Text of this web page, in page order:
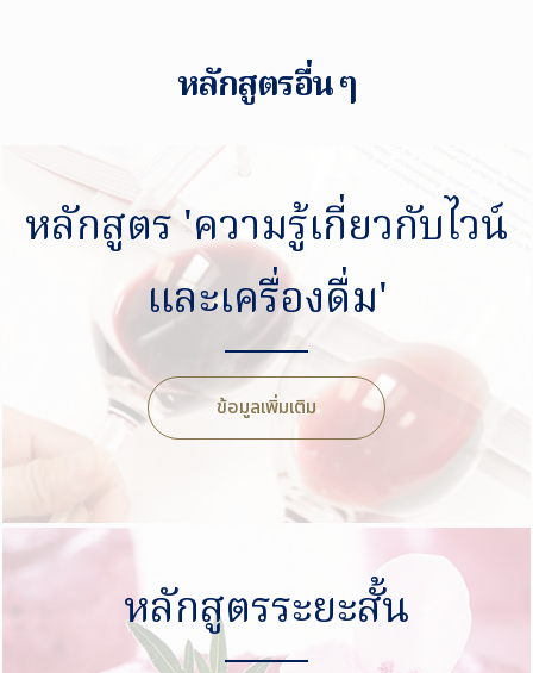
หลักสูตรอื่น ๆ
หลักสูตร 'ความรู้เกี่ยวกับไวน์
และเครื่องดื่ม'
ข้อมูลเพิ่มเติม
หลักสูตรระยะสั้น